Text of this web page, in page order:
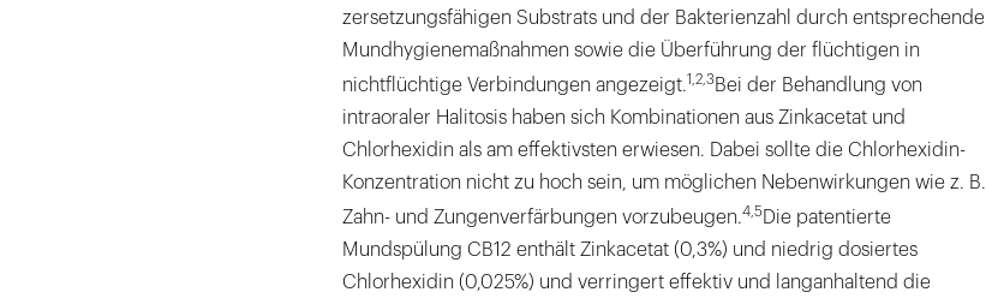
zersetzungsfähigen Substrats und der Bakterienzahl durch entsprechende
Mundhygienemaßnahmen sowie die Überführung der flüchtigen in
nichtflüchtige Verbindungen angezeigt.1,2,3 Bei der Behandlung von
intraoraler Halitosis haben sich Kombinationen aus Zinkacetat und
Chlorhexidin als am effektivsten erwiesen. Dabei sollte die Chlorhexidin-
Konzentration nicht zu hoch sein, um möglichen Nebenwirkungen wie z. B.
Zahn- und Zungenverfärbungen vorzubeugen.4,5 Die patentierte
Mundspülung CB12 enthält Zinkacetat (0,3%) und niedrig dosiertes
Chlorhexidin (0,025%) und verringert effektiv und langanhaltend die